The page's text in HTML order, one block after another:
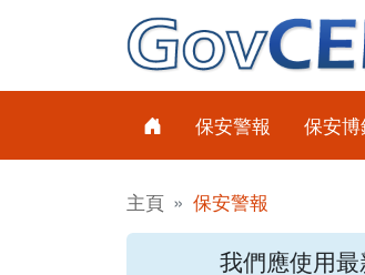
保安警報 保安
主頁 保安警報
我們應使用